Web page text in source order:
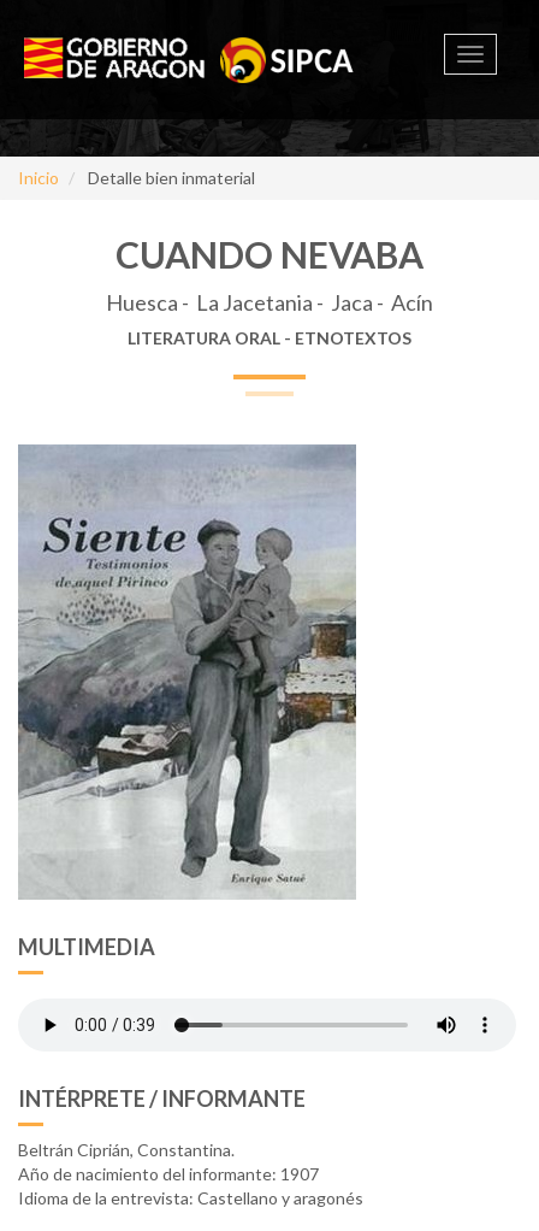
Toggle
Inicio Detalle bien inmaterial
CUANDO NEVABA
Huesca - La Jacetania - Jaca - Acín
LITERATURA ORAL - ETNOTEXTOS
MULTIMEDIA
INTÉRPRETE / INFORMANTE
Beltrán Ciprián, Constantina.
Año de nacimiento del informante: 1907
Idioma de la entrevista: Castellano y aragonés